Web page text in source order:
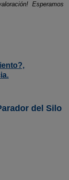
Esperamos
del Silo